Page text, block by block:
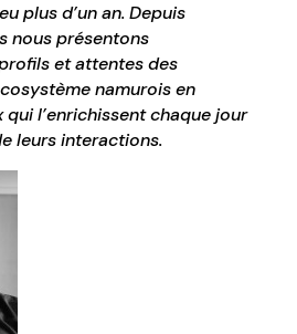
plus d’un an. Depuis
nous présentons
et attentes des
namurois en
l’enrichissent chaque jour
leurs interactions.